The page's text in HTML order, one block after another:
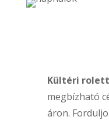
Kültéri
megbízható
áron.